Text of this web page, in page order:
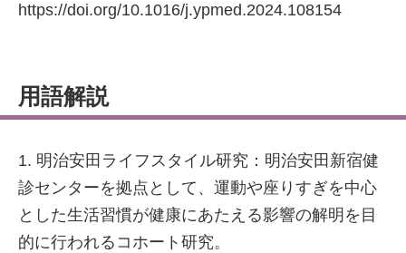
https://doi.org/10.1016/j.ypmed.2024.108154
用語解説
1. 明治安田ライフスタイル研究：明治安田新宿健
診センターを拠点として、運動や座りすぎを中心
とした生活習慣が健康にあたえる影響の解明を目
的に行われるコホート研究。